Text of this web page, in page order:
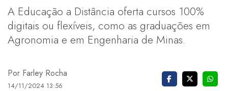
A Educação a Distância oferta cursos 100%
digitais ou flexíveis, como as graduações em
Agronomia e em Engenharia de Minas.
Por Farley Rocha
14/11/2024 13:56